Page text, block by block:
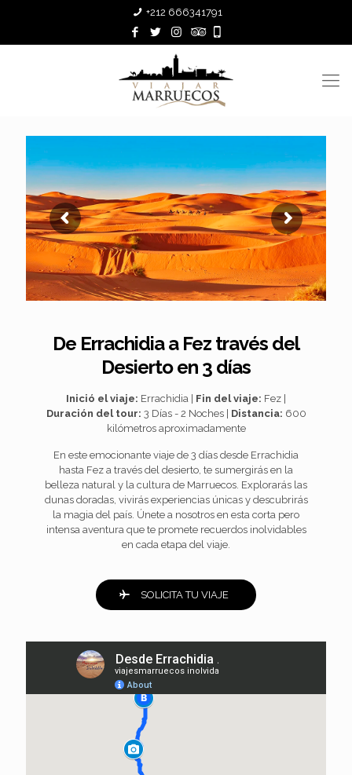
+212 666341791
De Errachidia a Fez través del
Desierto en 3 días
Inició el viaje: Errachidia | Fin del viaje: Fez |
Duración del tour: 3 Días - 2 Noches | Distancia: 600
kilómetros aproximadamente
En este emocionante viaje de 3 días desde Errachidia
hasta Fez a través del desierto, te sumergirás en la
belleza natural y la cultura de Marruecos. Explorarás las
dunas doradas, vivirás experiencias únicas y descubrirás
la magia del país. Únete a nosotros en esta corta pero
intensa aventura que te promete recuerdos inolvidables
en cada etapa del viaje.
SOLICITA TU VIAJE